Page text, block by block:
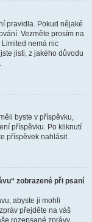
pravidla. Pokud nějaké
Vezměte prosím na
nemá nic
jisti, z jakého důvodu
byste v příspěvku,
příspěvku. Po kliknutí
příspěvek nahlásit.
zobrazené při psaní
abyste ji mohli
přejděte na váš
rozepsané zprávy.